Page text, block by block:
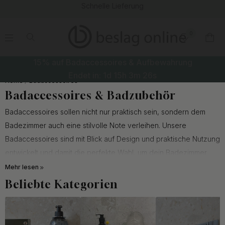
Home Badaccessoires
Badaccessoires & Badzubehör
Badaccessoires sollen nicht nur praktisch sein, sondern dem
Badezimmer auch eine stilvolle Note verleihen. Unsere
Badaccessoires sind mit Blick auf Design und praktische Nutzung
entwickelt und damit die perfekte Wahl, um dein Badezimmer
aufzuwerten, sodass es sich wie neu anfühlt.
Badaccessoires sind wichtig, um eine gut organisierte und
funktionale Atmosphäre im Badezimmer zu schaffen. Kleine
Details können einen großen Unterschied machen, sowohl beim
Mehr lesen
Beliebte Kategorien